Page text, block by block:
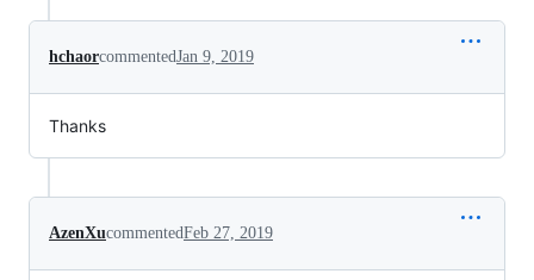
hchaorcommentedJan 9, 2019
Thanks
AzenXucommentedFeb 27, 2019